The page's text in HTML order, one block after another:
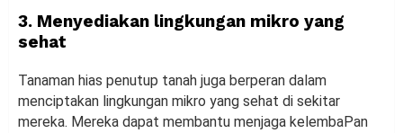
3. Menyediakan lingkungan mikro yang
sehat
Tanaman hias penutup tanah juga berperan dalam
menciptakan lingkungan mikro yang sehat di sekitar
mereka. Mereka dapat membantu menjaga kelembaPan